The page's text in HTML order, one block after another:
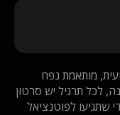
מותאמת נפח
לכל תרגיל יש סרטון
שתגיעו לפוטנציאל